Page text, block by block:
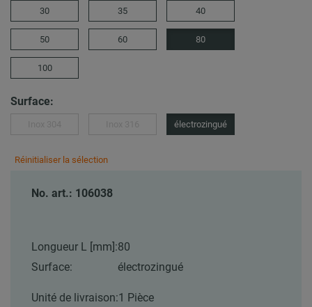
30 35 40
50 60 80
100
Surface:
électrozingué
Réinitialiser la sélection
No. art.: 106038
Longueur L [mm]:80
Surface:
électrozingué
Unité de livraison:1 Pièce